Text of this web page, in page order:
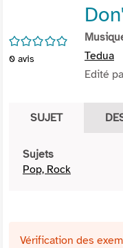
/5
0 avis
Tedua
Edité
SUJET
Sujets
Pop, Rock
Vérification des